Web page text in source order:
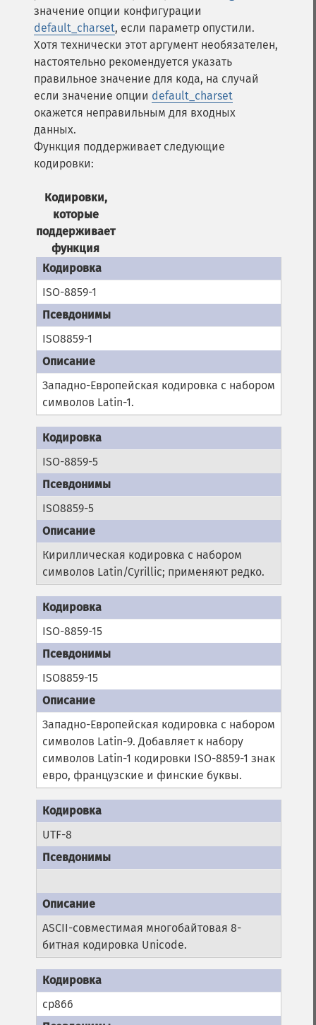
значение опции конфигурации
default_charset, если параметр опустили.
Хотя технически этот аргумент необязателен,
настоятельно рекомендуется указать
правильное значение для кода, на случай
если значение опции default_charset
окажется неправильным для входных
данных.
Функция поддерживает следующие
кодировки:
Кодировки,
которые
поддерживает
функция
ISO-8859-1
ISO8859-1
Западно-Европейская кодировка с набором
символов Latin-1.
ISO-8859-5
ISO8859-5
Кириллическая кодировка с набором
символов Latin/Cyrillic; применяют редко.
ISO-8859-15
ISO8859-15
Западно-Европейская кодировка с набором
символов Latin-9. Добавляет к набору
символов Latin-1 кодировки ISO-8859-1 знак
евро, французские и финские буквы.
UTF-8
ASCII-совместимая многобайтовая 8-
битная кодировка Unicode.
cp866